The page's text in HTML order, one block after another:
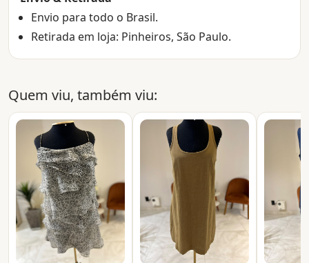
Envio para todo o Brasil.
Retirada em loja: Pinheiros, São Paulo.
Quem viu, também viu: